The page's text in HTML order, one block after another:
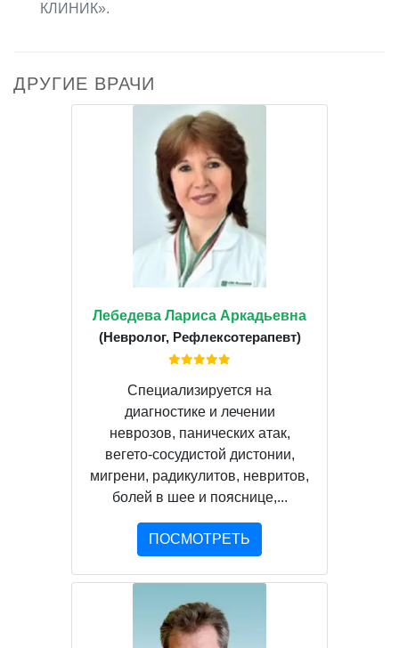
КЛИНИК».
ДРУГИЕ ВРАЧИ
Лебедева Лариса Аркадьевна
(Невролог, Рефлексотерапевт)
Специализируется на
диагностике и лечении
неврозов, панических атак,
вегето-сосудистой дистонии,
мигрени, радикулитов, невритов,
болей в шее и пояснице,...
ПОСМОТРЕТЬ